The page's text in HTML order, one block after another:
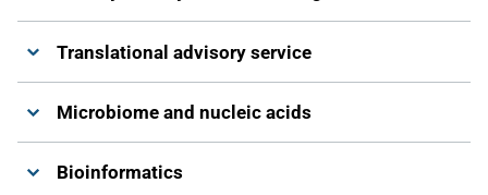
Translational advisory service
Microbiome and nucleic acids
Bioinformatics